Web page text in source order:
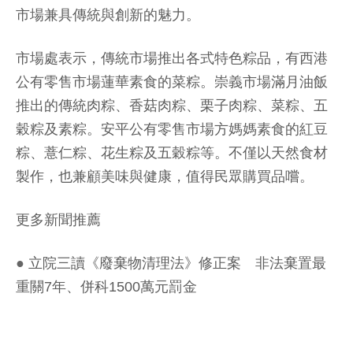
市場兼具傳統與創新的魅力。
市場處表示，傳統市場推出各式特色粽品，有西港
公有零售市場蓮華素食的菜粽。崇義市場滿月油飯
推出的傳統肉粽、香菇肉粽、栗子肉粽、菜粽、五
穀粽及素粽。安平公有零售市場方媽媽素食的紅豆
粽、薏仁粽、花生粽及五穀粽等。不僅以天然食材
製作，也兼顧美味與健康，值得民眾購買品嚐。
更多新聞推薦
● 立院三讀《廢棄物清理法》修正案 非法棄置最
重關7年、併科1500萬元罰金